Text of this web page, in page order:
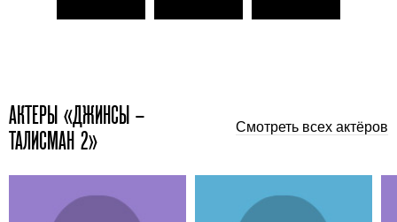
АКТЕРЫ «ДЖИНСЫ –
ТАЛИСМАН 2»
Смотреть всех актёров